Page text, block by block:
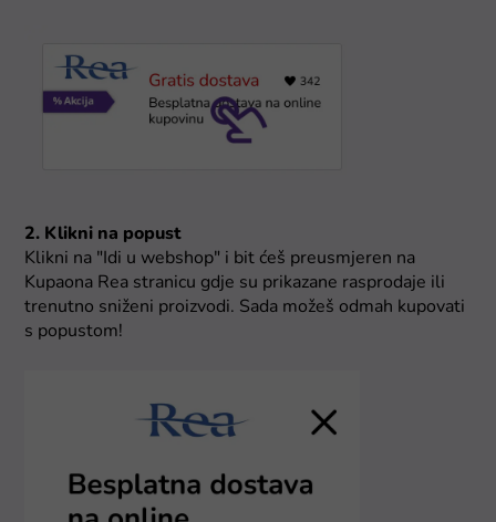
2. Klikni na popust
Klikni na "Idi u webshop" i bit ćeš preusmjeren na
Kupaona Rea stranicu gdje su prikazane rasprodaje ili
trenutno sniženi proizvodi. Sada možeš odmah kupovati
s popustom!